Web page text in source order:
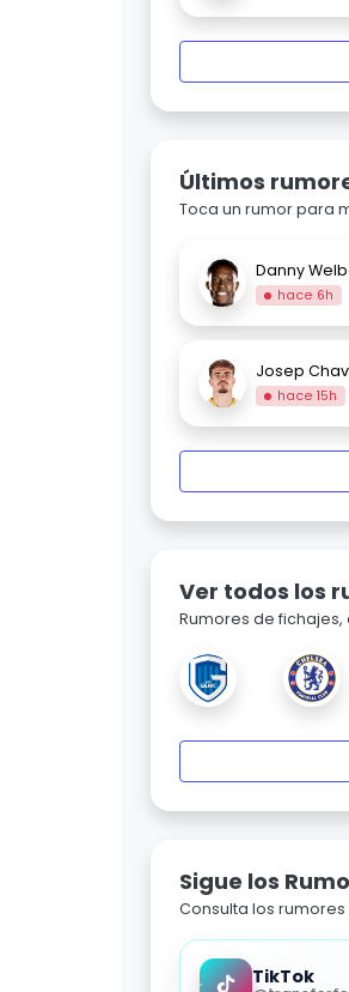
Últimos
Toca un rumor para
Danny
hace 6h
Josep
hace 15h
Ver todos los
Rumores de fichajes,
Sigue los
Consulta los rumores
TikTok